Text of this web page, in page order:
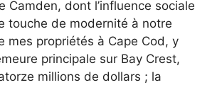
Camden, dont l’influence sociale
touche de modernité à notre
mes propriétés à Cape Cod, y
principale sur Bay Crest,
millions de dollars ; la